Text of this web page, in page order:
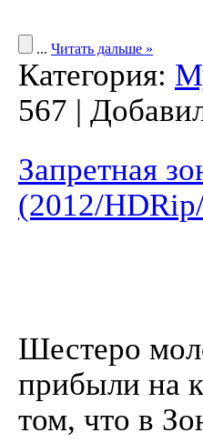
... Читать дальше »
Категория:
567 |
Запретная
(2012/
Шестеро
прибыли на
том, что в